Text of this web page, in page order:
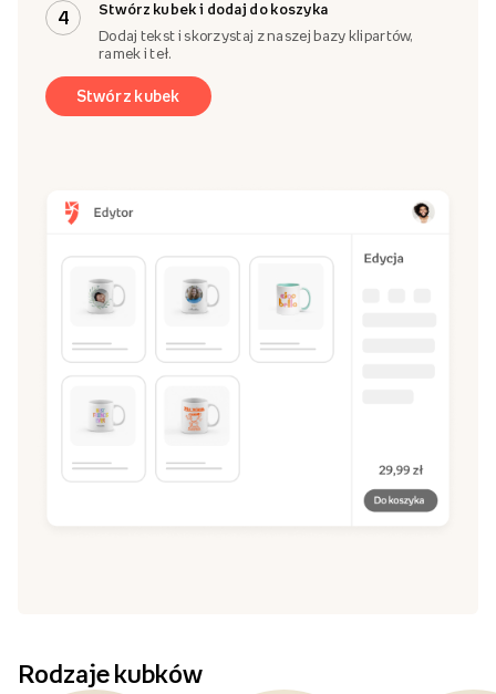
4
Stwórz kubek i dodaj do koszyka
Dodaj tekst i skorzystaj z naszej bazy klipartów,
ramek i teł.
Stwórz kubek
Rodzaje kubków